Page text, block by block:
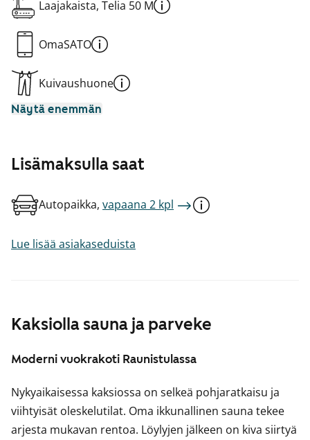
Kaksiolla sauna ja parveke
Moderni vuokrakoti Raunistulassa
Nykyaikaisessa kaksiossa on selkeä pohjaratkaisu ja
viihtyisät oleskelutilat. Oma ikkunallinen sauna tekee
arjesta mukavan rentoa. Löylyjen jälkeen on kiva siirtyä
Laajakaista, Telia 50 M
OmaSATO
Kuivaushuone
Näytä enemmän
Lisämaksulla saat
Autopaikka, vapaana 2 kpl
Lue lisää asiakaseduista